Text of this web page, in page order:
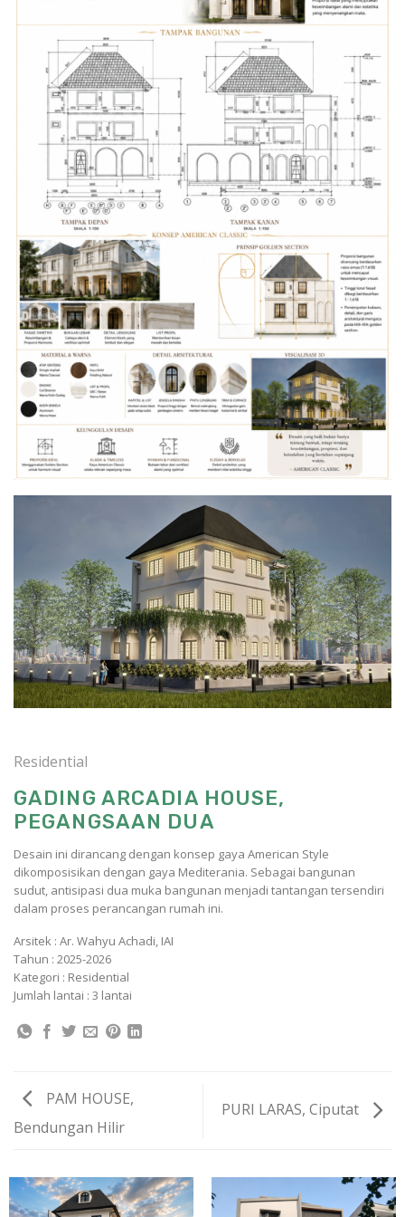
Residential
GADING ARCADIA HOUSE,
PEGANGSAAN DUA
Desain ini dirancang dengan konsep gaya American Style
dikomposisikan dengan gaya Mediterania. Sebagai bangunan
sudut, antisipasi dua muka bangunan menjadi tantangan tersendiri
dalam proses perancangan rumah ini.
Arsitek : Ar. Wahyu Achadi, IAI
Tahun : 2025-2026
Kategori : Residential
Jumlah lantai : 3 lantai
PAM HOUSE,
Bendungan Hilir
PURI LARAS, Ciputat